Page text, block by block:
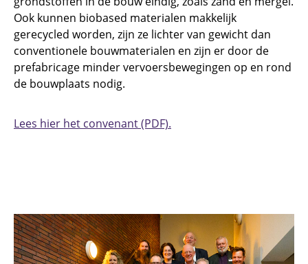
Ook kunnen biobased materialen makkelijk
gerecycled worden, zijn ze lichter van gewicht dan
conventionele bouwmaterialen en zijn er door de
prefabricage minder vervoersbewegingen op en rond
de bouwplaats nodig.
Lees hier het convenant (PDF).